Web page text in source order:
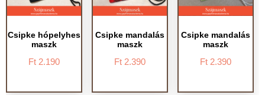
Csipke hópelyhes
maszk
Ft2.190
Csipke mandalás
maszk
Ft2.390
Csipke mandalás
maszk
Ft 2.390